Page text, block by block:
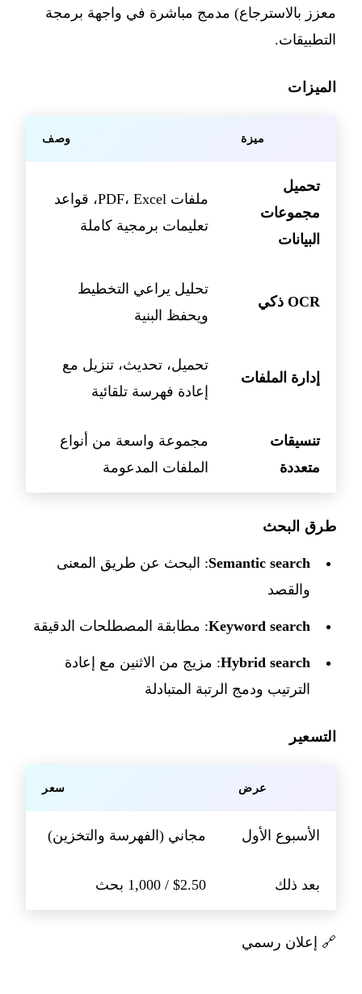
معزز بالاسترجاع) مدمج مباشرة في واجهة برمجة
التطبيقات.
الميزات
ميزة وصف
تحميل
مجموعات
البيانات
ملفات PDF، Excel، قواعد
تعليمات برمجية كاملة
OCR ذكي
تحليل يراعي التخطيط
ويحفظ البنية
إدارة الملفات
تحميل، تحديث، تنزيل مع
إعادة فهرسة تلقائية
تنسيقات
متعددة
مجموعة واسعة من أنواع
الملفات المدعومة
طرق البحث
Semantic search: البحث عن طريق المعنى
والقصد
Keyword search: مطابقة المصطلحات الدقيقة
Hybrid search: مزيج من الاثنين مع إعادة
الترتيب ودمج الرتبة المتبادلة
التسعير
عرض سعر
الأسبوع الأول مجاني (الفهرسة والتخزين)
بعد ذلك $2.50 / 1,000 بحث
🔗 إعلان رسمي